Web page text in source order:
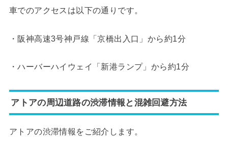
車でのアクセスは以下の通りです。
・阪神高速3号神戸線「京橋出入口」から約1分
・ハーバーハイウェイ「新港ランプ」から約1分
アトアの周辺道路の渋滞情報と混雑回避方法
アトアの渋滞情報をご紹介します。